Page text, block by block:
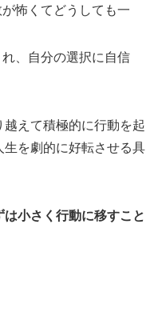
怖くてどうしても一
、自分の選択に自信
えて積極的に行動を起
生を劇的に好転させる具
小さく行動に移すこと